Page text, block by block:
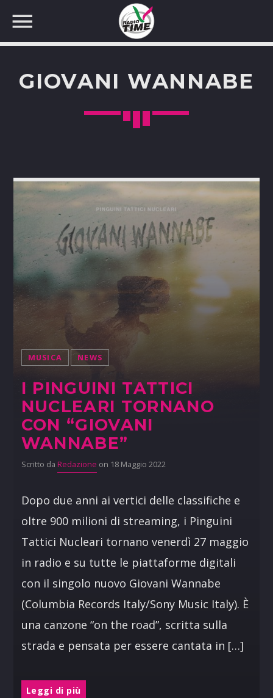
GIOVANI WANNABE
MUSICA NEWS
I PINGUINI TATTICI
NUCLEARI TORNANO
CON “GIOVANI
WANNABE”
Scritto da Redazione on 18 Maggio 2022
Dopo due anni ai vertici delle classifiche e
oltre 900 milioni di streaming, i Pinguini
Tattici Nucleari tornano venerdì 27 maggio
in radio e su tutte le piattaforme digitali
con il singolo nuovo Giovani Wannabe
(Columbia Records Italy/Sony Music Italy). È
una canzone “on the road”, scritta sulla
strada e pensata per essere cantata in […]
Leggi di più